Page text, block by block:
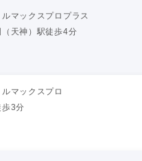
マックスプロプラス
天神）駅徒歩4分
マックスプロ
歩3分